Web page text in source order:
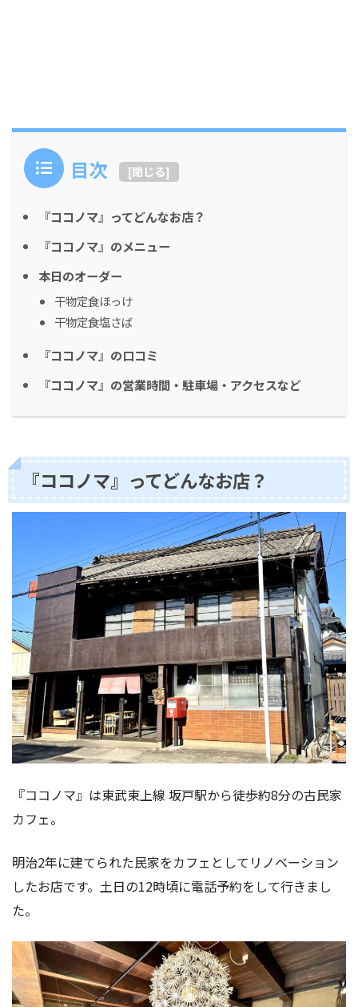
目次 [閉じる]
『ココノマ』ってどんなお店？
『ココノマ』のメニュー
本日のオーダー
干物定食ほっけ
干物定食塩さば
『ココノマ』の口コミ
『ココノマ』の営業時間・駐車場・アクセスなど
『ココノマ』ってどんなお店？
『ココノマ』は東武東上線 坂戸駅から徒歩約8分の古民家
カフェ。
明治2年に建てられた民家をカフェとしてリノベーション
したお店です。土日の12時頃に電話予約をして行きまし
た。